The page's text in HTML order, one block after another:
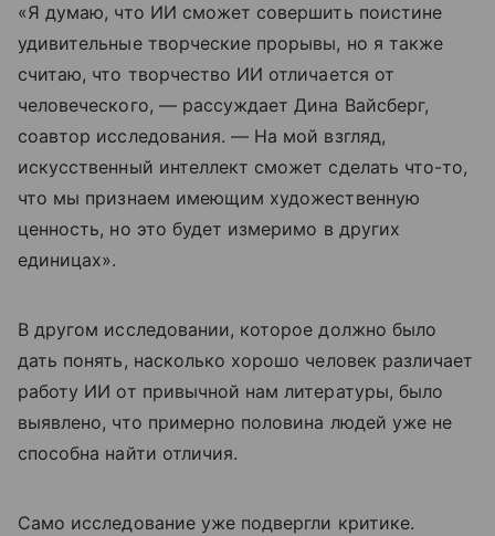
«Я думаю, что ИИ сможет совершить поистине
удивительные творческие прорывы, но я также
считаю, что творчество ИИ отличается от
человеческого, — рассуждает Дина Вайсберг,
соавтор исследования. — На мой взгляд,
искусственный интеллект сможет сделать что-то,
что мы признаем имеющим художественную
ценность, но это будет измеримо в других
единицах».
В другом исследовании, которое должно было
дать понять, насколько хорошо человек различает
работу ИИ от привычной нам литературы, было
выявлено, что примерно половина людей уже не
способна найти отличия.
Само исследование уже подвергли критике.